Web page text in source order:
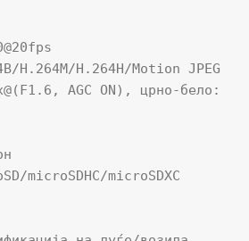
H.264M/H.264H/Motion JPEG
AGC ON), црно-бело:
microSDHC/microSDXC